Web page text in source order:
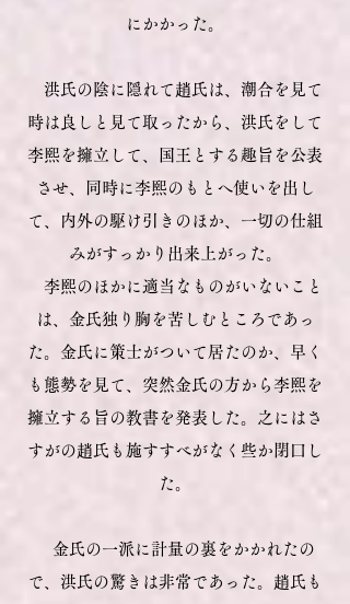
にかかった。
洪氏の陰に隠れて趙氏は、潮合を見て
時は良しと見て取ったから、洪氏をして
李熙を擁立して、国王とする趣旨を公表
させ、同時に李熙のもとへ使いを出し
て、内外の駆け引きのほか、一切の仕組
みがすっかり出来上がった。
李熙のほかに適当なものがいないこと
は、金氏独り胸を苦しむところであっ
た。金氏に策士がついて居たのか、早く
も態勢を見て、突然金氏の方から李熙を
擁立する旨の教書を発表した。之にはさ
すがの趙氏も施すすべがなく些か閉口し
た。
金氏の一派に計量の裏をかかれたの
で、洪氏の驚きは非常であった。趙氏も